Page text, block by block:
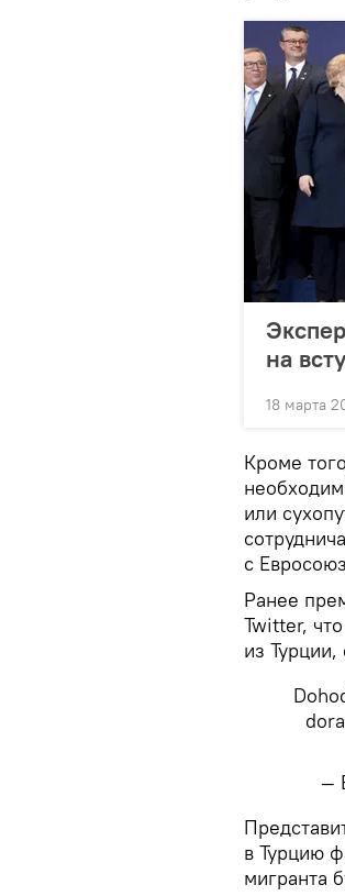
на
18 марта
Кроме
или
с
Ранее
Twitter,
из
—
в Турцию
мигранта